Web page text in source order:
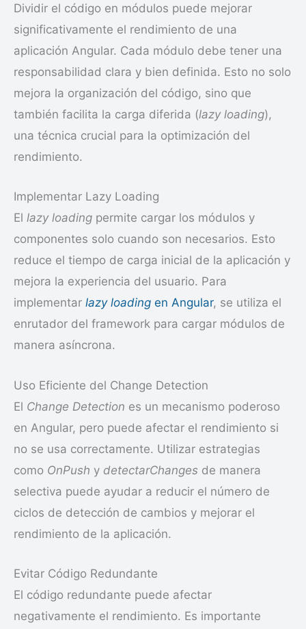
Dividir el código en módulos puede mejorar
significativamente el rendimiento de una
aplicación Angular. Cada módulo debe tener una
responsabilidad clara y bien definida. Esto no solo
mejora la organización del código, sino que
también facilita la carga diferida (lazy loading),
una técnica crucial para la optimización del
rendimiento.
Implementar Lazy Loading
El lazy loading permite cargar los módulos y
componentes solo cuando son necesarios. Esto
reduce el tiempo de carga inicial de la aplicación y
mejora la experiencia del usuario. Para
implementar lazy loading en Angular, se utiliza el
enrutador del framework para cargar módulos de
manera asíncrona.
Uso Eficiente del Change Detection
El Change Detection es un mecanismo poderoso
en Angular, pero puede afectar el rendimiento si
no se usa correctamente. Utilizar estrategias
como OnPush y detectarChanges de manera
selectiva puede ayudar a reducir el número de
ciclos de detección de cambios y mejorar el
rendimiento de la aplicación.
Evitar Código Redundante
El código redundante puede afectar
negativamente el rendimiento. Es importante